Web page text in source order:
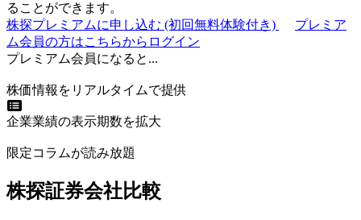
ることができます。
株探プレミアムに申し込む (初回無料体験付き)
プレミア
ム会員の方はこちらからログイン
プレミアム会員になると...
株価情報をリアルタイムで提供
企業業績の表示期数を拡大
限定コラムが読み放題
株探証券会社比較